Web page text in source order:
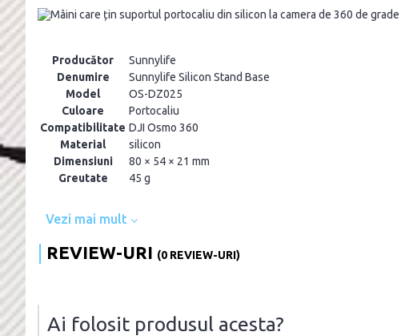
Producător
Sunnylife
Denumire
Sunnylife Silicon Stand Base
Model
OS-DZ025
Culoare
Portocaliu
Compatibilitate DJI Osmo 360
Material
silicon
Dimensiuni
80 × 54 × 21 mm
Greutate
45 g
Vezi mai mult
REVIEW-URI (0 REVIEW-URI)
Ai folosit produsul acesta?